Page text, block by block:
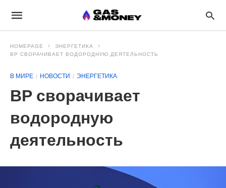
HOMEPAGE
ЭНЕРГЕТИКА
BP СВОРАЧИВАЕТ ВОДОРОДНУЮ ДЕЯТЕЛЬНОСТЬ
В МИРЕ НОВОСТИ ЭНЕРГЕТИКА
BP сворачивает
водородную
деятельность